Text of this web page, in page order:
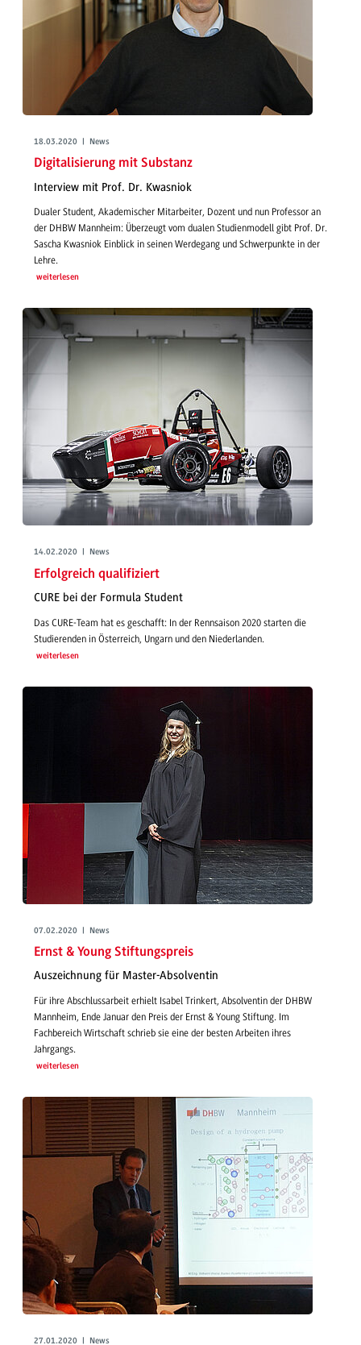
18.03.2020 | News
Digitalisierung mit Substanz
Interview mit Prof. Dr. Kwasniok
Dualer Student, Akademischer Mitarbeiter, Dozent und nun Professor an
der DHBW Mannheim: Überzeugt vom dualen Studienmodell gibt Prof. Dr.
Sascha Kwasniok Einblick in seinen Werdegang und Schwerpunkte in der
Lehre.
weiterlesen
14.02.2020 | News
Erfolgreich qualifiziert
CURE bei der Formula Student
Das CURE-Team hat es geschafft: In der Rennsaison 2020 starten die
Studierenden in Österreich, Ungarn und den Niederlanden.
weiterlesen
07.02.2020 | News
Ernst & Young Stiftungspreis
Auszeichnung für Master-Absolventin
Für ihre Abschlussarbeit erhielt Isabel Trinkert, Absolventin der DHBW
Mannheim, Ende Januar den Preis der Ernst & Young Stiftung. Im
Fachbereich Wirtschaft schrieb sie eine der besten Arbeiten ihres
Jahrgangs.
weiterlesen
27.01.2020 | News